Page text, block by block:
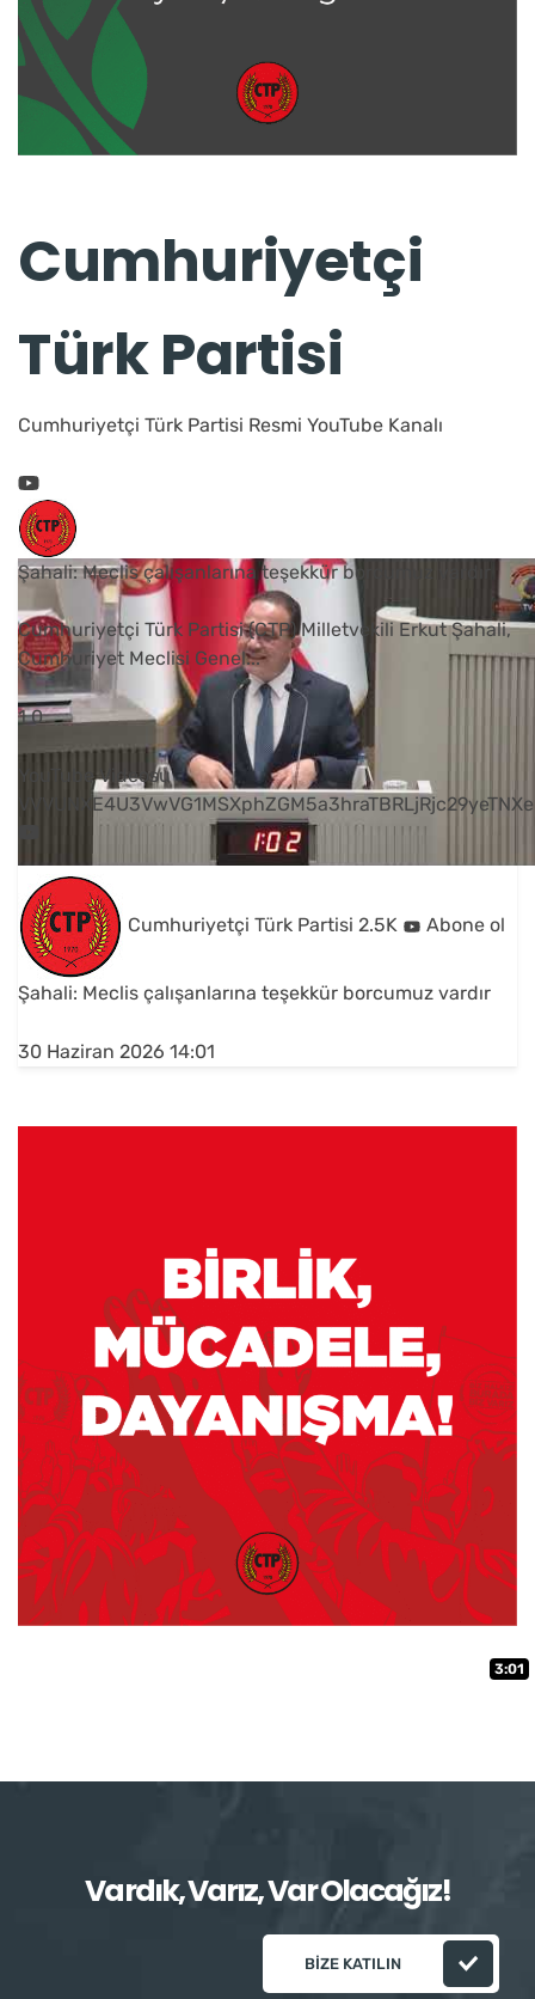
Cumhuriyetçi
Türk Partisi
Cumhuriyetçi Türk Partisi Resmi YouTube Kanalı
3:01
Şahali: Meclis çalışanlarına teşekkür borcumuz vardır
Cumhuriyetçi Türk Partisi (CTP) Milletvekili Erkut Şahali,
Cumhuriyet Meclisi Genel...
1 0
YouTube Videosu
Cumhuriyetçi Türk Partisi 2.5K Abone ol
Şahali: Meclis çalışanlarına teşekkür borcumuz vardır
30 Haziran 2026 14:01
Vardık, Varız, Var Olacağız!
BIZE KATILIN